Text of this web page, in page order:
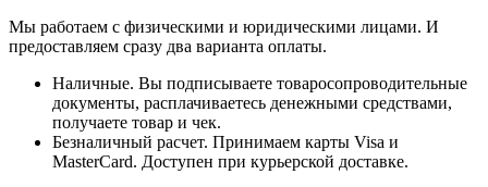
Мы работаем с физическими и юридическими лицами. И
предоставляем сразу два варианта оплаты.
Наличные. Вы подписываете товаросопроводительные
документы, расплачиваетесь денежными средствами,
получаете товар и чек.
Безналичный расчет. Принимаем карты Visa и
MasterCard. Доступен при курьерской доставке.